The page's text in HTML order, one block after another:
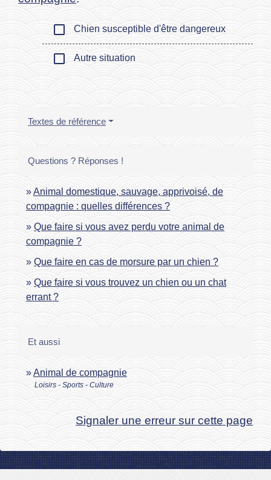
check_box_outline_blank Chien susceptible d'être dangereux
check_box_outline_blank Autre situation
Textes de référence
Questions ? Réponses !
Animal domestique, sauvage, apprivoisé, de
compagnie : quelles différences ?
Que faire si vous avez perdu votre animal de
compagnie ?
Que faire en cas de morsure par un chien ?
Que faire si vous trouvez un chien ou un chat
errant ?
Et aussi
Animal de compagnie
Loisirs - Sports - Culture
Signaler une erreur sur cette page